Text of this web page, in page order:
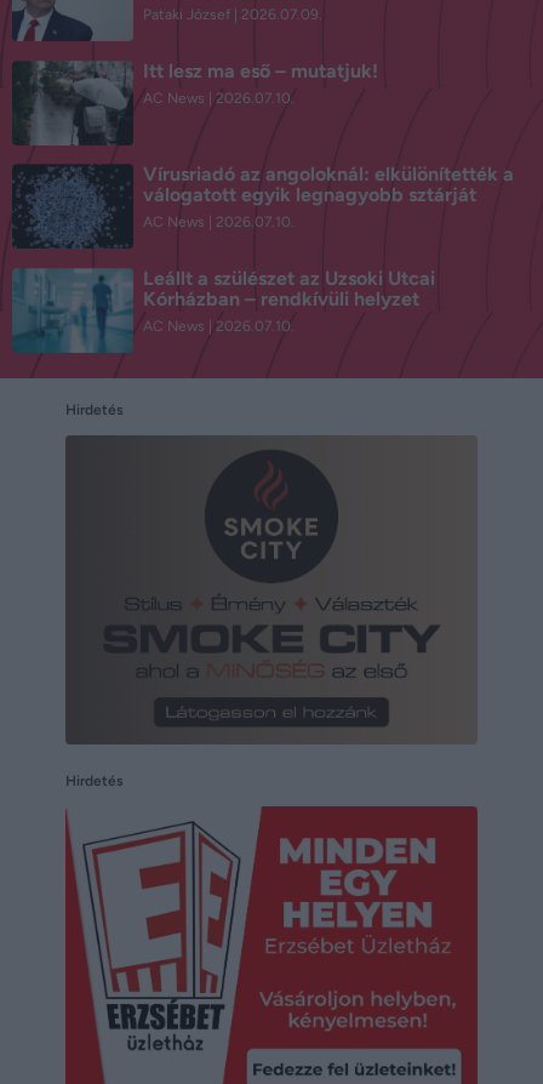
Pataki József 2026.07.09.
Itt lesz ma eső – mutatjuk!
AC News 2026.07.10.
Vírusriadó az angoloknál: elkülönítették a
válogatott egyik legnagyobb sztárját
AC News 2026.07.10.
Leállt a szülészet az Uzsoki Utcai
Kórházban – rendkívüli helyzet
AC News 2026.07.10.
Hirdetés
Hirdetés